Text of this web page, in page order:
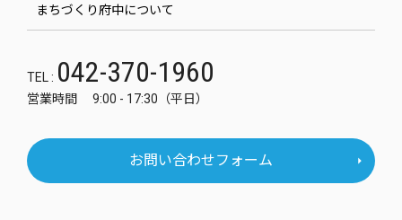
まちづくり府中について
TEL : 042-370-1960
営業時間 9:00 - 17:30（平日）
お問い合わせフォーム